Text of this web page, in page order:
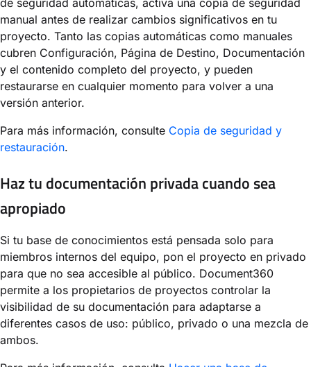
de seguridad automáticas, activa una copia de seguridad
manual antes de realizar cambios significativos en tu
proyecto. Tanto las copias automáticas como manuales
cubren Configuración, Página de Destino, Documentación
y el contenido completo del proyecto, y pueden
restaurarse en cualquier momento para volver a una
versión anterior.
Para más información, consulte Copia de seguridad y
restauración.
Haz tu documentación privada cuando sea
apropiado
Si tu base de conocimientos está pensada solo para
miembros internos del equipo, pon el proyecto en privado
para que no sea accesible al público. Document360
permite a los propietarios de proyectos controlar la
visibilidad de su documentación para adaptarse a
diferentes casos de uso: público, privado o una mezcla de
ambos.